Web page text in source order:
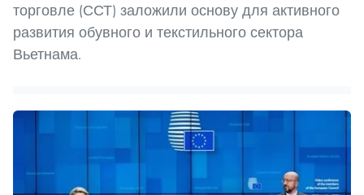
торговле (ССТ) заложили основу для активного
развития обувного и текстильного сектора
Вьетнама.